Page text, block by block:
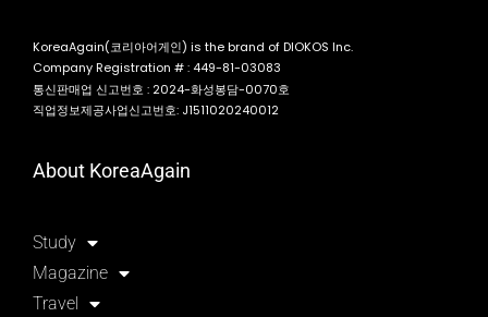
KoreaAgain(코리아어게인) is the brand of DIOKOS Inc.
Company Registration # : 449-81-03083
통신판매업 신고번호 : 2024-화성봉담-0070호
직업정보제공사업신고번호: J1511020240012
About KoreaAgain
Study
Magazine
Travel